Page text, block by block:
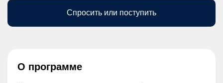
Спросить или поступить
О программе